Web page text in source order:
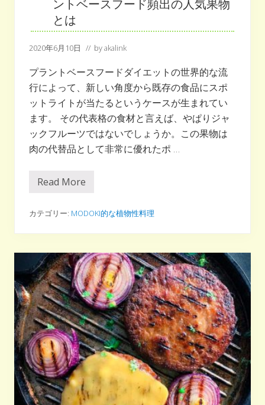
！
（
無
）
ントベースフード頻出の人気果物
とは
2020年6月10日 // byakalink
プラントベースフードダイエットの世界的な流
行によって、新しい角度から既存の食品にスポ
ットライトが当たるというケースが生まれてい
ます。 その代表格の食材と言えば、やぱりジャ
ックフルーツではないでしょうか。この果物は
肉の代替品として非常に優れたポ …
ジ
ク
ル
ツ
と
は
何
か
？
プ
ラ
ン
ト
ベ
ー
ス
フ
ー
ド
Read More
カテゴリー: MODOKI的な植物性料理